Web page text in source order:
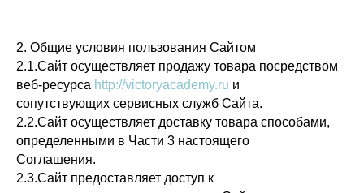
2. Общие условия пользования Сайтом
2.1.Сайт осуществляет продажу товара посредством
веб-ресурса http://victoryacademy.ru и
сопутствующих сервисных служб Сайта.
2.2.Сайт осуществляет доставку товара способами,
определенными в Части 3 настоящего
Соглашения.
2.3.Сайт предоставляет доступ к